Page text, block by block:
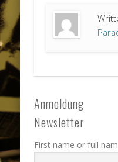
Anmeldung
Newsletter
First name or full